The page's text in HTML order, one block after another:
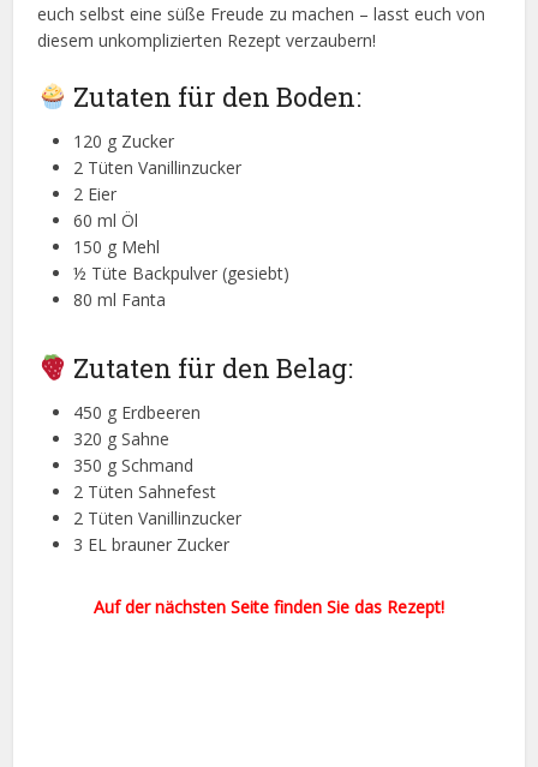
euch selbst eine süße Freude zu machen – lasst euch von
diesem unkomplizierten Rezept verzaubern!
Zutaten für den Boden:
120 g Zucker
2 Tüten Vanillinzucker
2 Eier
60 ml Öl
150 g Mehl
½ Tüte Backpulver (gesiebt)
80 ml Fanta
Zutaten für den Belag:
450 g Erdbeeren
320 g Sahne
350 g Schmand
2 Tüten Sahnefest
2 Tüten Vanillinzucker
3 EL brauner Zucker
Auf der nächsten Seite finden Sie das Rezept!